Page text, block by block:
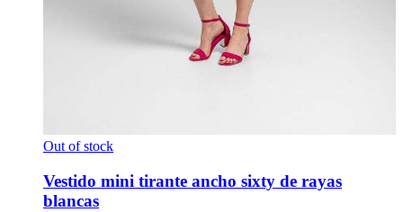
Out of stock
Vestido mini tirante ancho sixty de rayas
blancas